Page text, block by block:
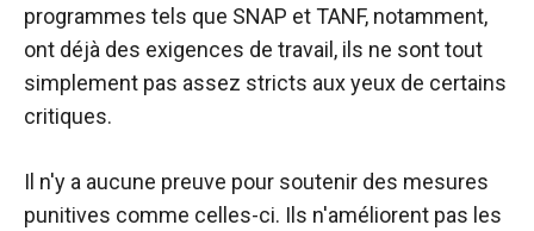
programmes tels que SNAP et TANF, notamment,
ont déjà des exigences de travail, ils ne sont tout
simplement pas assez stricts aux yeux de certains
critiques.
Il n'y a aucune preuve pour soutenir des mesures
punitives comme celles-ci. Ils n'améliorent pas les